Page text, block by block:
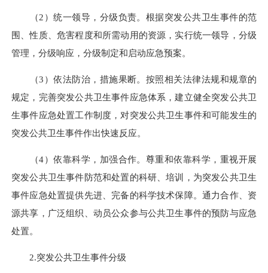
（2）统一领导，分级负责。根据突发公共卫生事件的范
围、性质、危害程度和所需动用的资源，实行统一领导，分级
管理，分级响应，分级制定和启动应急预案。
（3）依法防治，措施果断。按照相关法律法规和规章的
规定，完善突发公共卫生事件应急体系，建立健全突发公共卫
生事件应急处置工作制度，对突发公共卫生事件和可能发生的
突发公共卫生事件作出快速反应。
（4）依靠科学，加强合作。尊重和依靠科学，重视开展
突发公共卫生事件防范和处置的科研、培训，为突发公共卫生
事件应急处置提供先进、完备的科学技术保障。通力合作、资
源共享，广泛组织、动员公众参与公共卫生事件的预防与应急
处置。
2.突发公共卫生事件分级